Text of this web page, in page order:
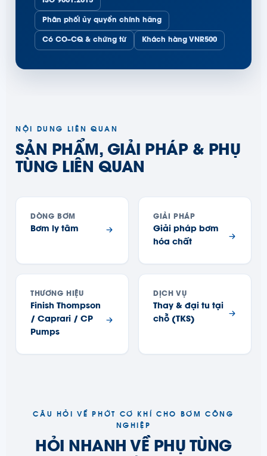
Phân phối ủy quyền chính hãng
Có CO–CQ & chứng từ Khách hàng VNR500
NỘI DUNG LIÊN QUAN
SẢN PHẨM, GIẢI PHÁP & PHỤ
TÙNG LIÊN QUAN
DÒNG BƠM
Bơm ly tâm
GIẢI PHÁP
Giải pháp bơm
hóa chất
THƯƠNG HIỆU
Finish Thompson
/ Caprari / CP
Pumps
DỊCH VỤ
Thay & đại tu tại
chỗ (TKS)
CÂU HỎI VỀ PHỚT CƠ KHÍ CHO BƠM CÔNG
NGHIỆP
HỎI NHANH VỀ PHỤ TÙNG